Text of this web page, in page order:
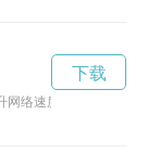
网络速度的工具，通
下载